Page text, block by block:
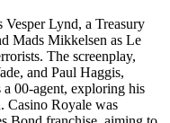
Lynd, a Treasury
Mads Mikkelsen as Le
The screenplay,
and Paul Haggis,
a 00-agent, exploring his
Casino Royale was